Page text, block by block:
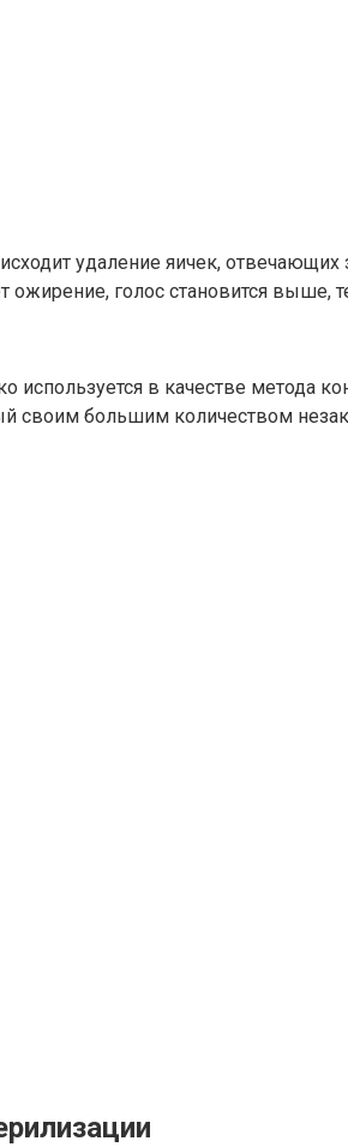
удаление яичек,
голос становится выше,
используется в качестве метода
своим большим количеством